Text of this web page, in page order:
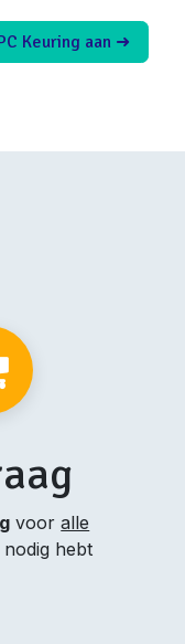
Keuring aan ➜
vooralle
nodig hebt